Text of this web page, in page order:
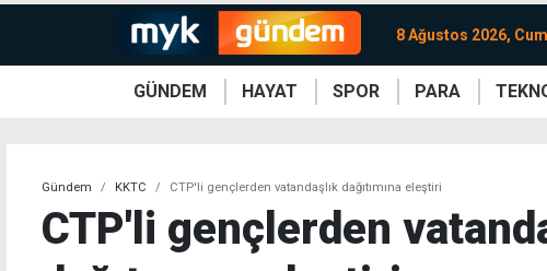
8 Ağustos 2026,
GÜNDEM HAYAT SPOR PARA
Gündem KKTC CTP'li gençlerden vatandaşlık dağıtımına eleştiri
CTP'li gençlerden